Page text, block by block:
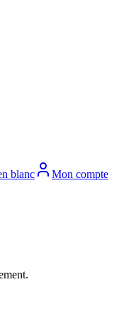
blanc
Mon compte